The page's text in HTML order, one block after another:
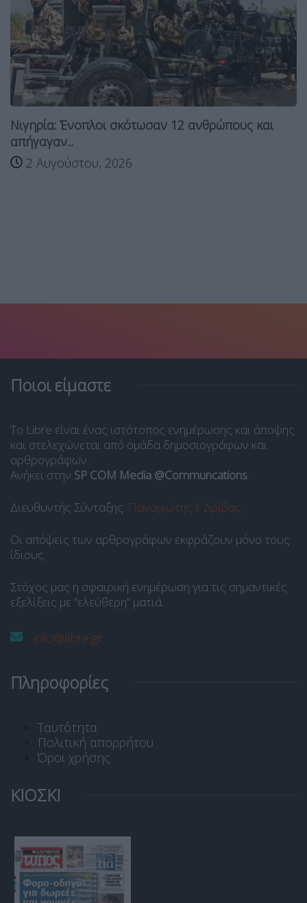
Νιγηρία: Ένοπλοι σκότωσαν 12 ανθρώπους και
απήγαγαν...
2 Αυγούστου, 2026
Ποιοι είμαστε
Το Libre είναι ένας ιστότοπος ενημέρωσης και άποψης
και στελεχώνεται από ομάδα δημοσιογράφων και
αρθρογράφων.
Ανήκει στην SP COM Media @Communcations.
Διευθυντής Σύνταξης: Παναγιώτης Ι. Δρίβας.
Οι απόψεις των αρθρογράφων εκφράζουν μόνο τους
ίδιους.
Στόχος μας η σφαιρική ενημέρωση για τις σημαντικές
εξελίξεις με “ελεύθερη” ματιά.
info@libre.gr
Πληροφορίες
Ταυτότητα
Πολιτική απορρήτου
Όροι χρήσης
ΚΙΟΣΚΙ